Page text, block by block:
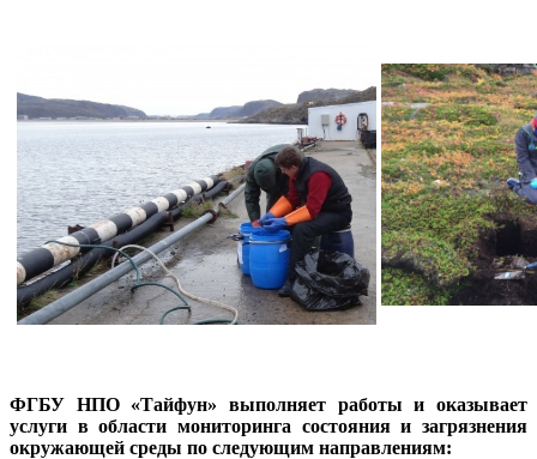
ФГБУ НПО «Тайфун» выполняет работы и оказывает
услуги в области мониторинга состояния и загрязнения
окружающей среды по следующим направлениям: